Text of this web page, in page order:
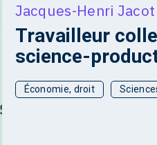
Jacques-Henri Jacot
Travailleur
science-
Économie, droit